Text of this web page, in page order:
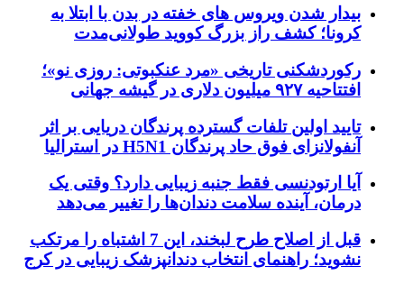
بیدار شدن ویروس‌ های خفته در بدن با ابتلا به
کرونا؛ کشف راز بزرگ کووید طولانی‌مدت
رکوردشکنی تاریخی «مرد عنکبوتی: روزی نو»؛
افتتاحیه ۹۲۷ میلیون دلاری در گیشه جهانی
تایید اولین تلفات گسترده پرندگان دریایی بر اثر
آنفولانزای فوق حاد پرندگان H5N1 در استرالیا
آیا ارتودنسی فقط جنبه زیبایی دارد؟ وقتی یک
درمان، آینده سلامت دندان‌ها را تغییر می‌دهد
قبل از اصلاح طرح لبخند، این 7 اشتباه را مرتکب
نشوید؛ راهنمای انتخاب دندانپزشک زیبایی در کرج